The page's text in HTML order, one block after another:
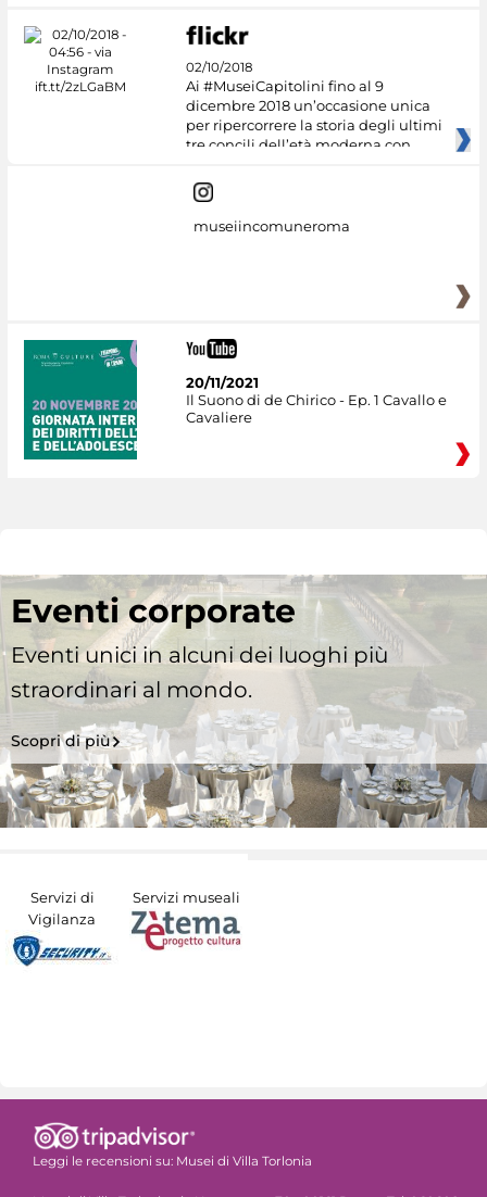
02/10/2018
Ai #MuseiCapitolini fino al 9
dicembre 2018 un’occasione unica
per ripercorrere la storia degli ultimi
tre concili dell’età moderna con
museiincomuneroma
20/11/2021
Il Suono di de Chirico - Ep. 1 Cavallo e
Cavaliere
Eventi corporate
Eventi unici in alcuni dei luoghi più
straordinari al mondo.
Scopri di più
Servizi di
Vigilanza
Servizi museali
Leggi le recensioni su: Musei di Villa Torlonia